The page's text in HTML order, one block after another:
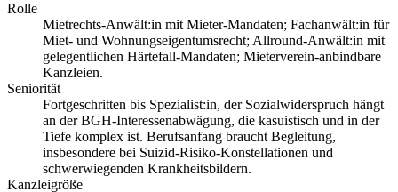
Rolle
Mietrechts-Anwält:in mit Mieter-Mandaten; Fachanwält:in für
Miet- und Wohnungseigentumsrecht; Allround-Anwält:in mit
gelegentlichen Härtefall-Mandaten; Mieterverein-anbindbare
Kanzleien.
Seniorität
Fortgeschritten bis Spezialist:in, der Sozialwiderspruch hängt
an der BGH-Interessenabwägung, die kasuistisch und in der
Tiefe komplex ist. Berufsanfang braucht Begleitung,
insbesondere bei Suizid-Risiko-Konstellationen und
schwerwiegenden Krankheitsbildern.
Kanzleigröße